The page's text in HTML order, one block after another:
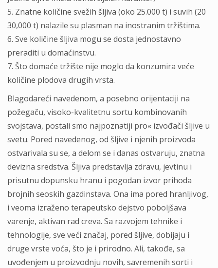
5. Znatne količine svežih šljiva (oko 25.000 t) i suvih (20
30,000 t) nalazile su plasman na inostranim tržištima.
6. Sve količine šljiva mogu se dosta jednostavno
preraditi u domaćinstvu.
7. Što domaće tržište nije moglo da konzumira veće
količine plodova drugih vrsta.
Blagodareći navedenom, a posebno orijentaciji na
požegaču, visoko-kvalitetnu sortu kombinovanih
svojstava, postali smo najpoznatiji pro« izvođači šljive u
svetu. Pored navedenog, od šljive i njenih proizvoda
ostvarivala su se, a delom se i danas ostvaruju, znatna
devizna sredstva. Šljiva predstavlja zdravu, jevtinu i
prisutnu dopunsku hranu i pogodan izvor prihoda
brojnih seoskih gazdinstava. Ona ima pored hranljivog,
i veoma izraženo terapeutsko dejstvo poboljšava
varenje, aktivan rad creva. Sa razvojem tehnike i
tehnologije, sve veći značaj, pored šljive, dobijaju i
druge vrste voća, što je i prirodno. Ali, takođe, sa
uvođenjem u proizvodnju novih, savremenih sorti i